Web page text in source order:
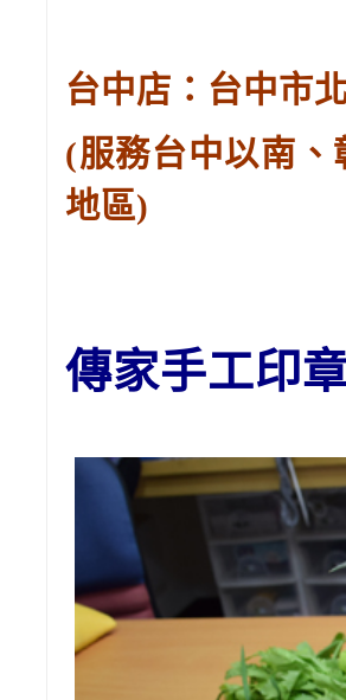
台中店：台中市
(服務台中以南、
地區)
傳家手工印